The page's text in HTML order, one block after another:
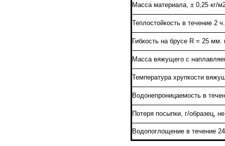
Масса материала, ± 0,25 кг/
Теплостойкость в течение 2
Гибкость на брусе R = 25
Масса вяжущего с
Температура хрупкости
Водонепроницаемость в
Потеря посыпки, г/образец,
Водопоглощение в течение